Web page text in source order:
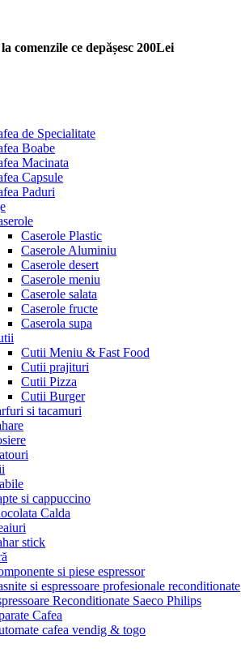
comenzile ce depășesc 200Lei
de Specialitate
Boabe
Macinata
Capsule
Paduri
Caserole Plastic
Caserole Aluminiu
Caserole desert
Caserole meniu
Caserole salata
Caserole fructe
Caserola supa
Cutii Meniu & Fast Food
Cutii prajituri
Cutii Pizza
Cutii Burger
si tacamuri
si cappuccino
Calda
stick
si piese espressor
si espressoare profesionale reconditionate
Reconditionate Saeco Philips
Cafea
cafea vendig & togo